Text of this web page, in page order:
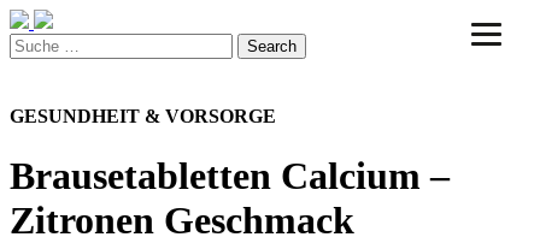
Search
GESUNDHEIT & VORSORGE
Brausetabletten Calcium –
Zitronen Geschmack